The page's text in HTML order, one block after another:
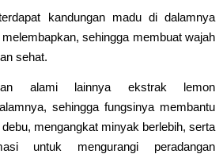
kandungan madu di dalamnya
sehingga membuat wajah
sehat.
alami lainnya ekstrak lemon
sehingga fungsinya membantu
mengangkat minyak berlebih, serta
untuk mengurangi peradangan